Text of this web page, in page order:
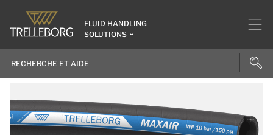
FLUID HANDLING
SOLUTIONS